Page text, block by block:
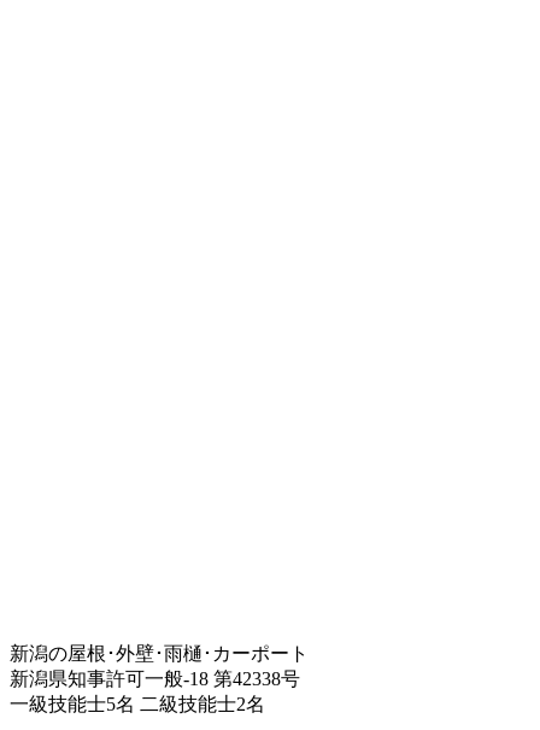
新潟の屋根･外壁･雨樋･カーポート
新潟県知事許可一般-18 第42338号
一級技能士5名 二級技能士2名